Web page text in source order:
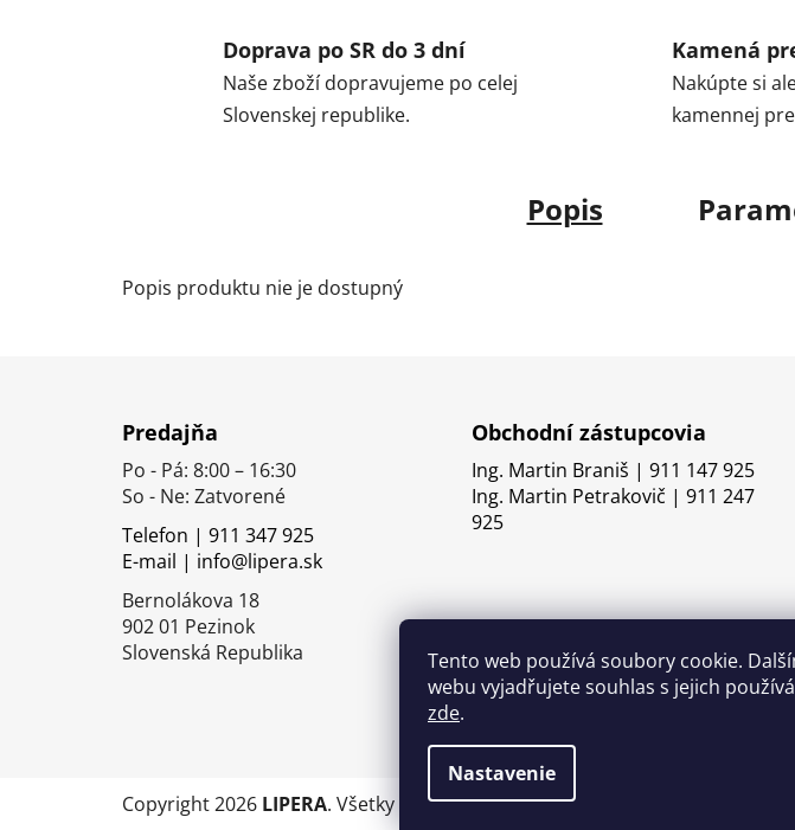
Tento web používá soubory cookie.
webu vyjadřujete souhlas s jejich
zde.
Nastavenie
Doprava po SR do 3 dní
Naše zboží dopravujeme po celej
Slovenskej republike.
Kamená
Nakúpte si
kamennej
Popis
Popis produktu nie je dostupný
Predajňa
Po - Pá: 8:00 – 16:30
So - Ne: Zatvorené
Telefon | 911 347 925
E-mail | info@lipera.sk
Bernolákova 18
902 01 Pezinok
Slovenská Republika
Obchodní zástupcovia
Ing. Martin Braniš | 911 147 925
Ing. Martin Petrakovič | 911 247
925
Copyright 2026 LIPERA. Všetky práva vyhradené.